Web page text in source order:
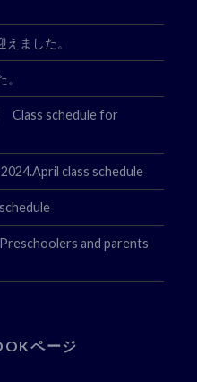
ました。
Class schedule for
class schedule
and parents
ページ